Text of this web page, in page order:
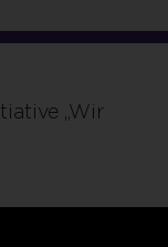
„Wir